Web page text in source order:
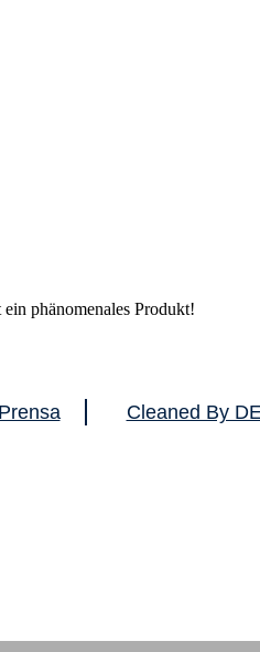
phänomenales Produkt!
Cleaned By